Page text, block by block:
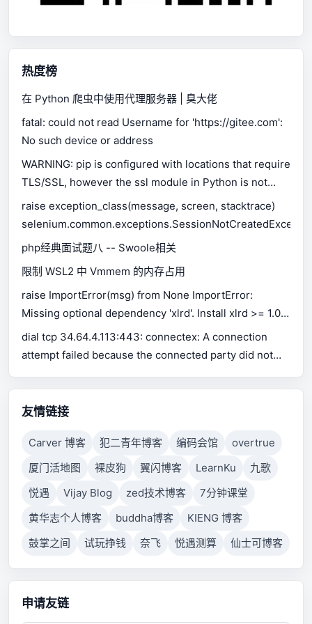
热度榜
在 Python 爬虫中使用代理服务器 | 臭大佬
fatal: could not read Username for 'https://gitee.com':
No such device or address
WARNING: pip is configured with locations that require
TLS/SSL, however the ssl module in Python is not
available.
raise exception_class(message, screen, stacktrace)
php经典面试题八 -- Swoole相关
限制 WSL2 中 Vmmem 的内存占用
raise ImportError(msg) from None ImportError:
Missing optional dependency 'xlrd'. Install xlrd >= 1.0.0
for Excel support Use pip or conda to install xlrd.
dial tcp 34.64.4.113:443: connectex: A connection
attempt failed because the connected party did not
connection failed because connected host has failed
to respond.
友情链接
Carver 博客 犯二青年博客 编码会馆
overtrue
厦门活地图
裸皮狗 翼闪博客 LearnKu
九歌
悦遇
Vijay Blog zed技术博客
7分钟课堂
黄华志个人博客
buddha博客
KIENG 博客
鼓掌之间
试玩挣钱 奈飞 悦遇测算 仙士可博客
申请友链